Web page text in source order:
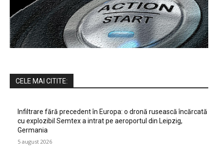
CELE MAI CITITE:
Infiltrare fără precedent în Europa: o dronă rusească încărcată
cu explozibil Semtex a intrat pe aeroportul din Leipzig,
Germania
5 august 2026